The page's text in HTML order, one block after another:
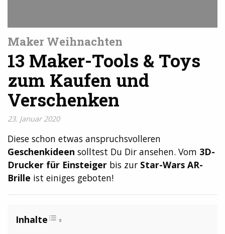
Maker Weihnachten
13 Maker-Tools & Toys
zum Kaufen und
Verschenken
23. Januar 2020
Diese schon etwas anspruchsvolleren
Geschenkideen solltest Du Dir ansehen. Vom 3D-
Drucker für Einsteiger bis zur Star-Wars AR-
Brille ist einiges geboten!